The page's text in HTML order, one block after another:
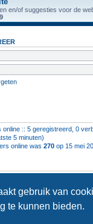
gebruik van
te kunnen bieden.
en/of suggesties voor de
online :: 5 geregistreerd, 0
5 minuten)
online was 270 op 15 mei
Verwijder
Contact
worden gesteld voor